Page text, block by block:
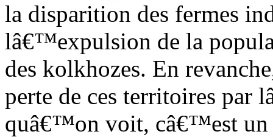
la disparition des fermes
lâ€™expulsion de la
des kolkhozes. En
perte de ces territoires par
quâ€™on voit, câ€™est